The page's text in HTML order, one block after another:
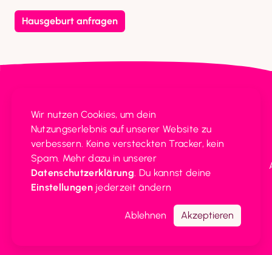
Hausgeburt anfragen
Geburtshaus Ulm
Inh. Annkathrin Rinke
Heimstraße 19
89073 Ulm
Impressum Datenschutz Beschwerde
Einstellungen
Wir nutzen Cookies, um dein
Nutzungserlebnis auf unserer Website zu
verbessern. Keine versteckten Tracker, kein
Datenschutzerklärung
Einstellungen jederzeit ändern
Ablehnen Akzeptieren